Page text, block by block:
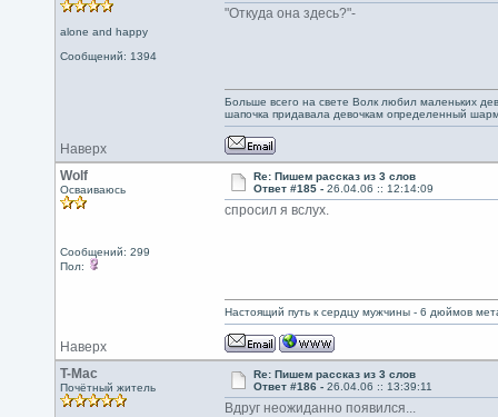
alone and happy
Сообщений: 1394
"Откуда она здесь?"-
Наверх
Больше всего на свете Волк любил маленьких
шапочка придавала девочкам определенный
Wolf
Осваиваюсь
Сообщений: 299
Пол:
Re: Пишем рассказ из 3 слов
Ответ #185 - 26.04.06 :: 12:14:09
спросил я вслух.
Наверх
Настоящий путь к сердцу мужчины - 6 дюймов
T-Mac
Почётный житель
Re: Пишем рассказ из 3 слов
Ответ #186 - 26.04.06 :: 13:39:11
Вдруг неожиданно появился...